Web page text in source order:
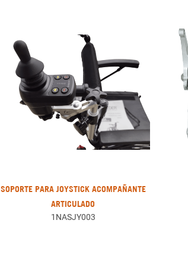
SOPORTE PARA JOYSTICK ACOMPAÑANTE
ARTICULADO
1NASJY003